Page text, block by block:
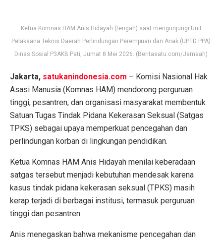
Ketua Komnas HAM Anis Hidayah (tengah) saat mengunjungi Unit
Pelaksana Teknis Daerah Perlindungan Perempuan dan Anak (UPTD PPA)
Dinas Sosial P3AKB Pati, Jumat 8 Mei 2026. (Beritasatu.com/Jamaah)
Jakarta, satukanindonesia.com – Komisi Nasional Hak
Asasi Manusia (Komnas HAM) mendorong perguruan
tinggi, pesantren, dan organisasi masyarakat membentuk
Satuan Tugas Tindak Pidana Kekerasan Seksual (Satgas
TPKS) sebagai upaya memperkuat pencegahan dan
perlindungan korban di lingkungan pendidikan.
Ketua Komnas HAM Anis Hidayah menilai keberadaan
satgas tersebut menjadi kebutuhan mendesak karena
kasus tindak pidana kekerasan seksual (TPKS) masih
kerap terjadi di berbagai institusi, termasuk perguruan
tinggi dan pesantren.
Anis menegaskan bahwa mekanisme pencegahan dan